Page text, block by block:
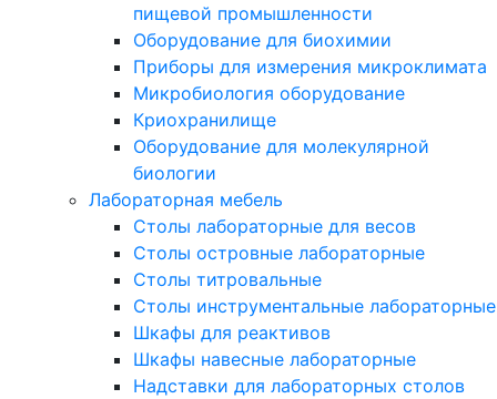
пищевой промышленности
Оборудование для биохимии
Приборы для измерения микроклимата
Микробиология оборудование
Криохранилище
Оборудование для молекулярной
биологии
Лабораторная мебель
Столы лабораторные для весов
Столы островные лабораторные
Столы титровальные
Столы инструментальные лабораторные
Шкафы для реактивов
Шкафы навесные лабораторные
Надставки для лабораторных столов